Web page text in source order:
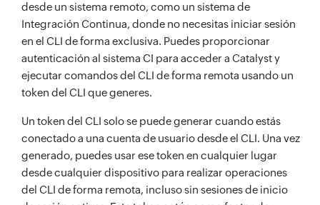
desde un sistema remoto, como un sistema de
Integración Continua, donde no necesitas iniciar sesión
en el CLI de forma exclusiva. Puedes proporcionar
autenticación al sistema CI para acceder a Catalyst y
ejecutar comandos del CLI de forma remota usando un
token del CLI que generes.
Un token del CLI solo se puede generar cuando estás
conectado a una cuenta de usuario desde el CLI. Una vez
generado, puedes usar ese token en cualquier lugar
desde cualquier dispositivo para realizar operaciones
del CLI de forma remota, incluso sin sesiones de inicio